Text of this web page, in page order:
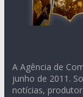
A Agência de
junho de 2011.
notícias,